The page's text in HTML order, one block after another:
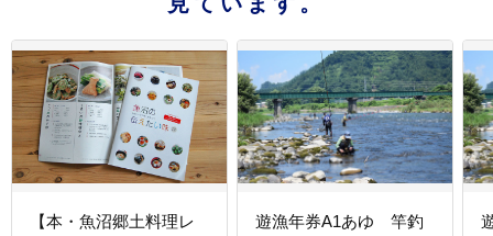
【本・魚沼郷土料理レ
遊漁年券A1あゆ 竿釣